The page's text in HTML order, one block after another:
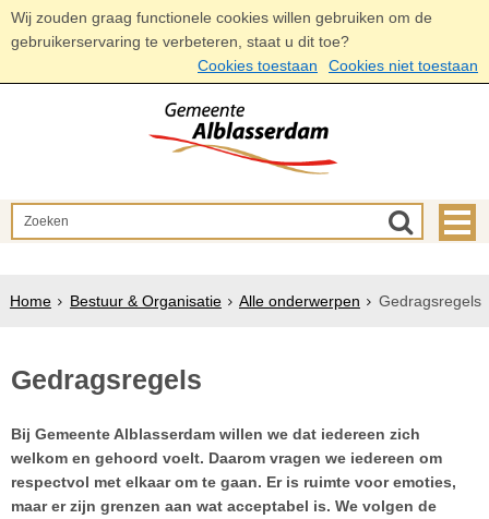
Wij zouden graag functionele cookies willen gebruiken om de
gebruikerservaring te verbeteren, staat u dit toe?
Cookies toestaan
Cookies niet toestaan
Home Bestuur & Organisatie Alle onderwerpen Gedragsregels
Gedragsregels
Bij Gemeente Alblasserdam willen we dat iedereen zich
welkom en gehoord voelt. Daarom vragen we iedereen om
respectvol met elkaar om te gaan. Er is ruimte voor emoties,
maar er zijn grenzen aan wat acceptabel is. We volgen de